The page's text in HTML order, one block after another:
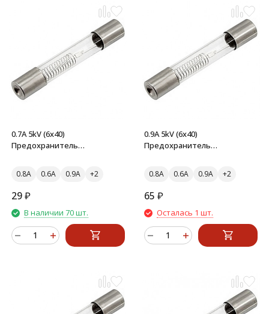
0.7A 5kV (6x40)
Предохранитель
0.8A 0.6A 0.9A
29₽
В наличии 70 шт.
0.9A 5kV (6x40)
Предохранитель
0.8A 0.6A 0.9A
65 ₽
Осталась 1 шт.